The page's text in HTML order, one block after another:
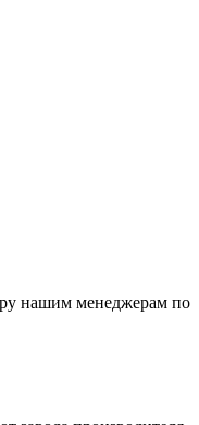
нашим менеджерам по